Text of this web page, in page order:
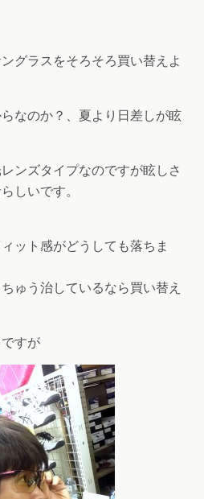
グラスをそろそろ買い替えよ
なのか？、夏より日差しが眩
ンズタイプなのですが眩しさ
しいです。
ット感がどうしても落ちま
ゅう治しているなら買い替え
すが